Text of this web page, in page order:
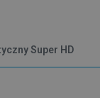
Super HD